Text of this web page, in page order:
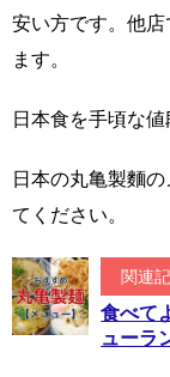
安い方です。他
ます。
日本食を手頃な
日本の丸亀製麵
てください。
関連
食べて
ューラ